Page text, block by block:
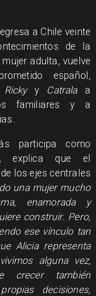
a Chile veinte
de la
adulta, vuelve
español,
Rickyy Catralaa
familiares y a
participa como
explica que el
los ejes centrales
una mujer mucho
enamorada y
construir. Pero,
ese vínculo tan
Alicia representa
alguna vez,
crecer también
decisiones,